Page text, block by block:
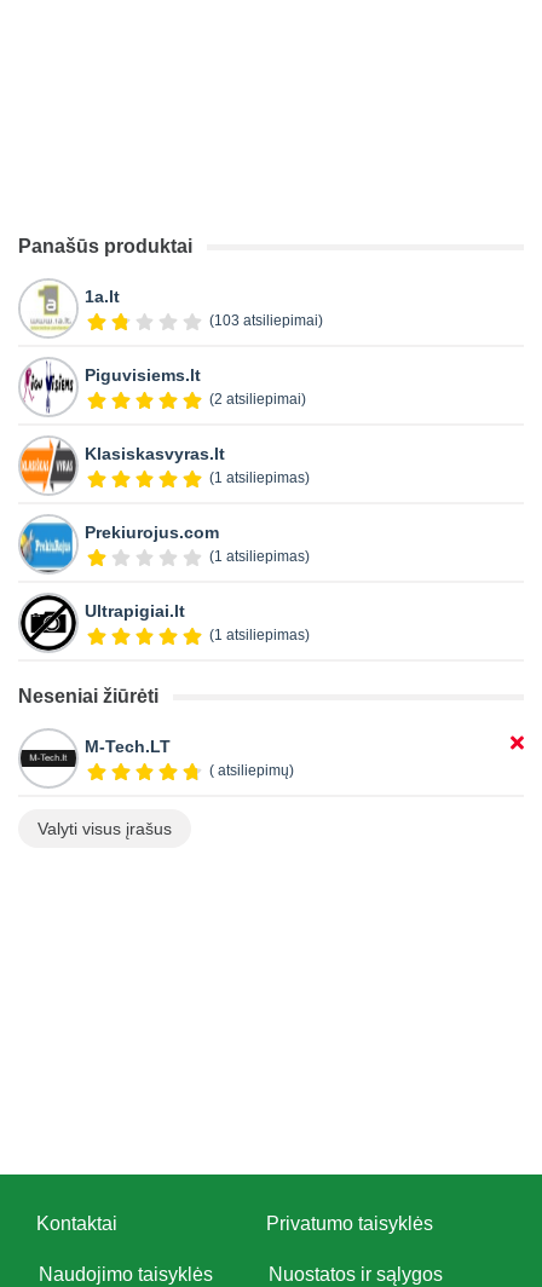
Panašūs produktai
1a.lt
(103 atsiliepimai)
Piguvisiems.lt
(2 atsiliepimai)
Klasiskasvyras.lt
(1 atsiliepimas)
Prekiurojus.com
(1 atsiliepimas)
Ultrapigiai.lt
(1 atsiliepimas)
Neseniai žiūrėti
M-Tech.LT
( atsiliepimų)
Valyti visus įrašus
Kontaktai Privatumo taisyklės
Naudojimo taisyklės Nuostatos ir sąlygos